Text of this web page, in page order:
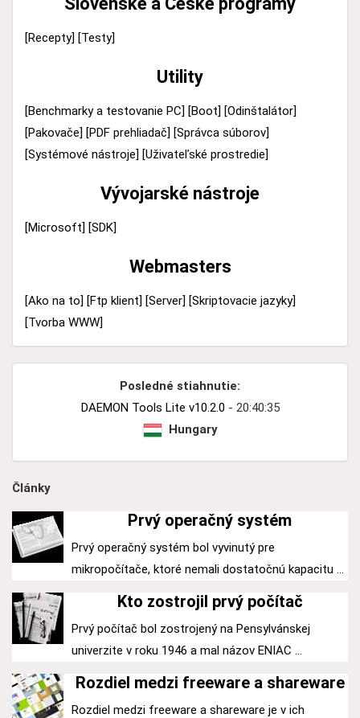
[Recepty] [Testy]
Utility
[Benchmarky a testovanie PC] [Boot] [Odinštalátor]
[Pakovače] [PDF prehliadač] [Správca súborov]
[Systémové nástroje] [Uživateľské prostredie]
Vývojarské nástroje
[Microsoft] [SDK]
Webmasters
[Ako na to] [Ftp klient] [Server] [Skriptovacie jazyky]
[Tvorba WWW]
Posledné stiahnutie:
DAEMON Tools Lite v10.2.0 - 20:40:35
Hungary
Články
Prvý operačný systém
Prvý operačný systém bol vyvinutý pre
mikropočítače, ktoré nemali dostatočnú kapacitu ...
Kto zostrojil prvý počítač
Prvý počítač bol zostrojený na Pensylvánskej
univerzite v roku 1946 a mal názov ENIAC ...
Rozdiel medzi freeware a shareware
Rozdiel medzi freeware a shareware je v ich